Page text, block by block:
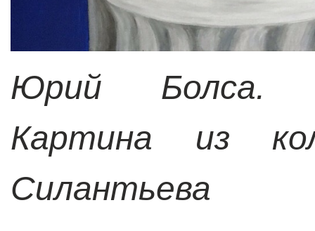
Юрий Болса.
Картина из
Силантьева